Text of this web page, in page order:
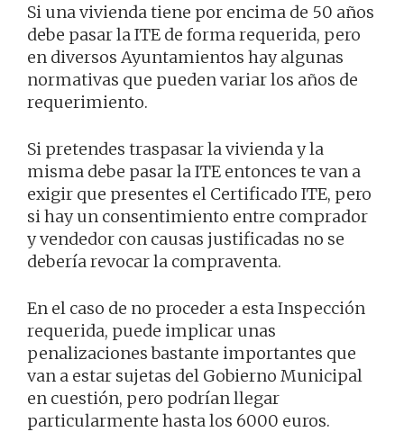
Si una vivienda tiene por encima de 50 años
debe pasar la ITE de forma requerida, pero
en diversos Ayuntamientos hay algunas
normativas que pueden variar los años de
requerimiento.
Si pretendes traspasar la vivienda y la
misma debe pasar la ITE entonces te van a
exigir que presentes el Certificado ITE, pero
si hay un consentimiento entre comprador
y vendedor con causas justificadas no se
debería revocar la compraventa.
En el caso de no proceder a esta Inspección
requerida, puede implicar unas
penalizaciones bastante importantes que
van a estar sujetas del Gobierno Municipal
en cuestión, pero podrían llegar
particularmente hasta los 6000 euros.